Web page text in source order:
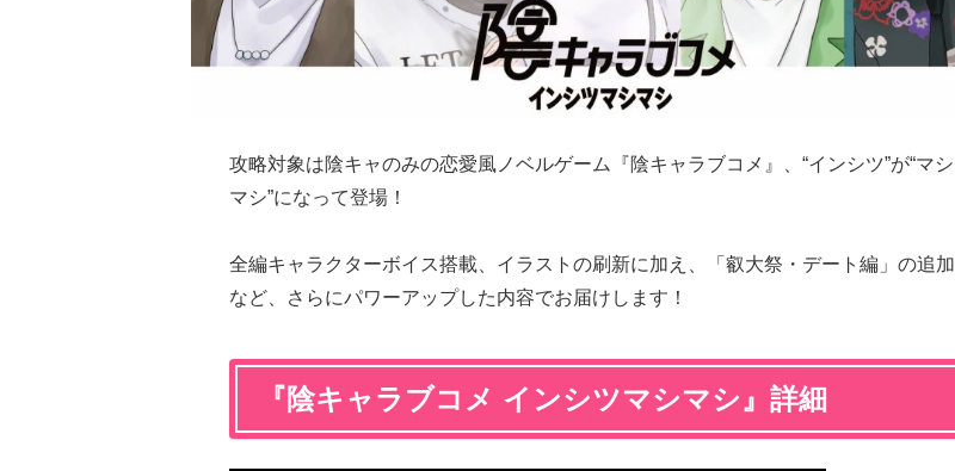
攻略対象は陰キャのみの恋愛風ノベルゲーム『陰キャラブコメ』、“インシツ”が“マシ
マシ”になって登場！
全編キャラクターボイス搭載、イラストの刷新に加え、「叡大祭・デート編」の追加
など、さらにパワーアップした内容でお届けします！
『陰キャラブコメ インシツマシマシ』詳細